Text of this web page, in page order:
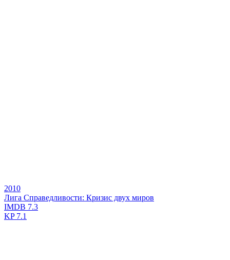
2010
Лига Справедливости: Кризис двух миров
IMDB 7.3
KP7.1